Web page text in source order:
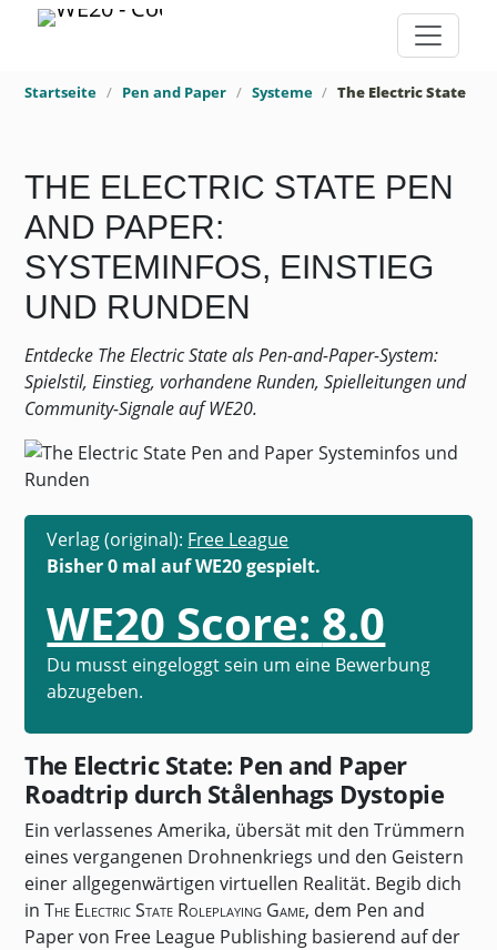
Startseite Pen and Paper Systeme The Electric State
THE ELECTRIC STATE PEN
AND PAPER:
SYSTEMINFOS, EINSTIEG
UND RUNDEN
Entdecke The Electric State als Pen-and-Paper-System:
Spielstil, Einstieg, vorhandene Runden, Spielleitungen und
Community-Signale auf WE20.
Verlag (original): Free League
Bisher 0 mal auf WE20 gespielt.
WE20 Score: 8.0
Du musst eingeloggt sein um eine Bewerbung
abzugeben.
The Electric State: Pen and Paper
Roadtrip durch Stålenhags Dystopie
Ein verlassenes Amerika, übersät mit den Trümmern
eines vergangenen Drohnenkriegs und den Geistern
einer allgegenwärtigen virtuellen Realität. Begib dich
inThe Electric State Roleplaying Game, dem Pen and
Paper von Free League Publishing basierend auf der